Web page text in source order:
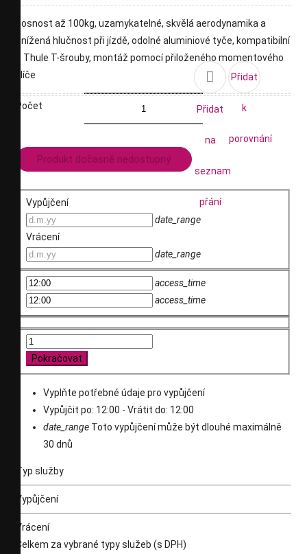
nosnost až 100kg, uzamykatelné, skvělá aerodynamika a
snížená hlučnost při jízdě, odolné aluminiové tyče, kompatibilní
s Thule T-šrouby, montáž pomocí přiloženého momentového
klíče
Počet
Produkt dočasně nedostupný

Přidat
na
seznam
přání
Přidat
k
porovnání
Vypůjčení
date_range
Vrácení
date_range
access_time
access_time
Pokračovat
Vyplňte potřebné údaje pro vypůjčení
Vypůjčit po: 12:00 - Vrátit do: 12:00
date_range Toto vypůjčení může být dlouhé maximálně
30 dnů
Typ služby
Vypůjčení
Vrácení
Celkem za vybrané typy služeb (s DPH)